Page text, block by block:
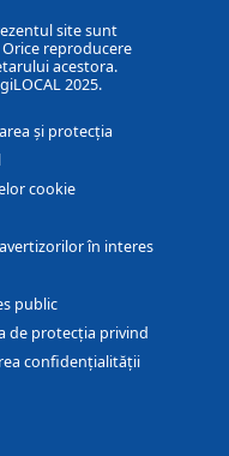
site sunt
reproducere
acestora.
2025.
și protecția
cookie
în interes
public
de protecția privind
confidențialității